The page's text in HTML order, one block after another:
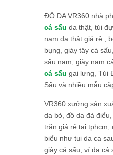
ĐỒ DA VR360 nhà
cá sấu da thật, túi
nam da thật giá rẻ.,
bụng, giày tây cá
sấu nam, giày nam
cá sấu gai lưng, Túi
Sấu và nhiều mẫu
VR360 xưởng sản
da bò, đồ da đà
trăn giá rẻ tại tphcm,
biểu như tui da ca
giày cá sấu, ví da cá